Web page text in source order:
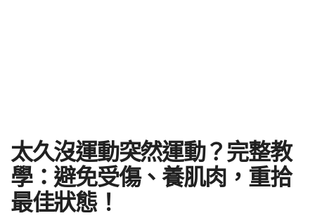
太久沒運動突然運動？完整教
學：避免受傷、養肌肉，重拾
最佳狀態！